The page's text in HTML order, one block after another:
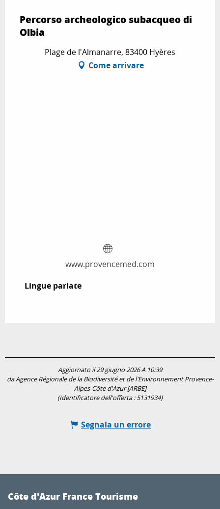
Percorso archeologico subacqueo di
Olbia
Plage de l'Almanarre, 83400 Hyères
Come arrivare
www.provencemed.com
Lingue parlate
Lingue parlate
Aggiornato il 29 giugno 2026 A 10:39
da Agence Régionale de la Biodiversité et de l'Environnement Provence-
Alpes-Côte d'Azur [ARBE]
(Identificatore dell'offerta :5131934)
Segnala un errore
Côte d'Azur France Tourisme